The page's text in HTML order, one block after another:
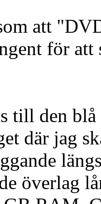
att
för
till den
där jag
överlag